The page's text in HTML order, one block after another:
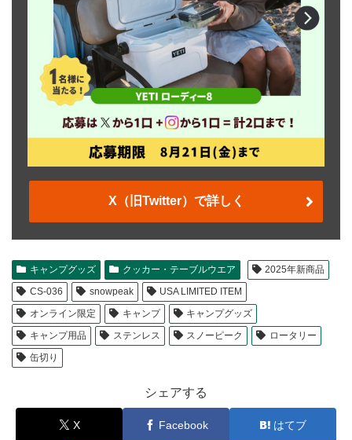
X（旧Twitter）で詳しく
キャンプグッズ クッカー・テーブルウエア
2025年新商品
CS-036
snowpeak
USA LIMITED ITEM
オンライン限定
キャンプ
キャンプグッズ
キャンプ用品
ステンレス スノーピーク
ロータリー
缶切り
シェアする
X Facebook はてブ